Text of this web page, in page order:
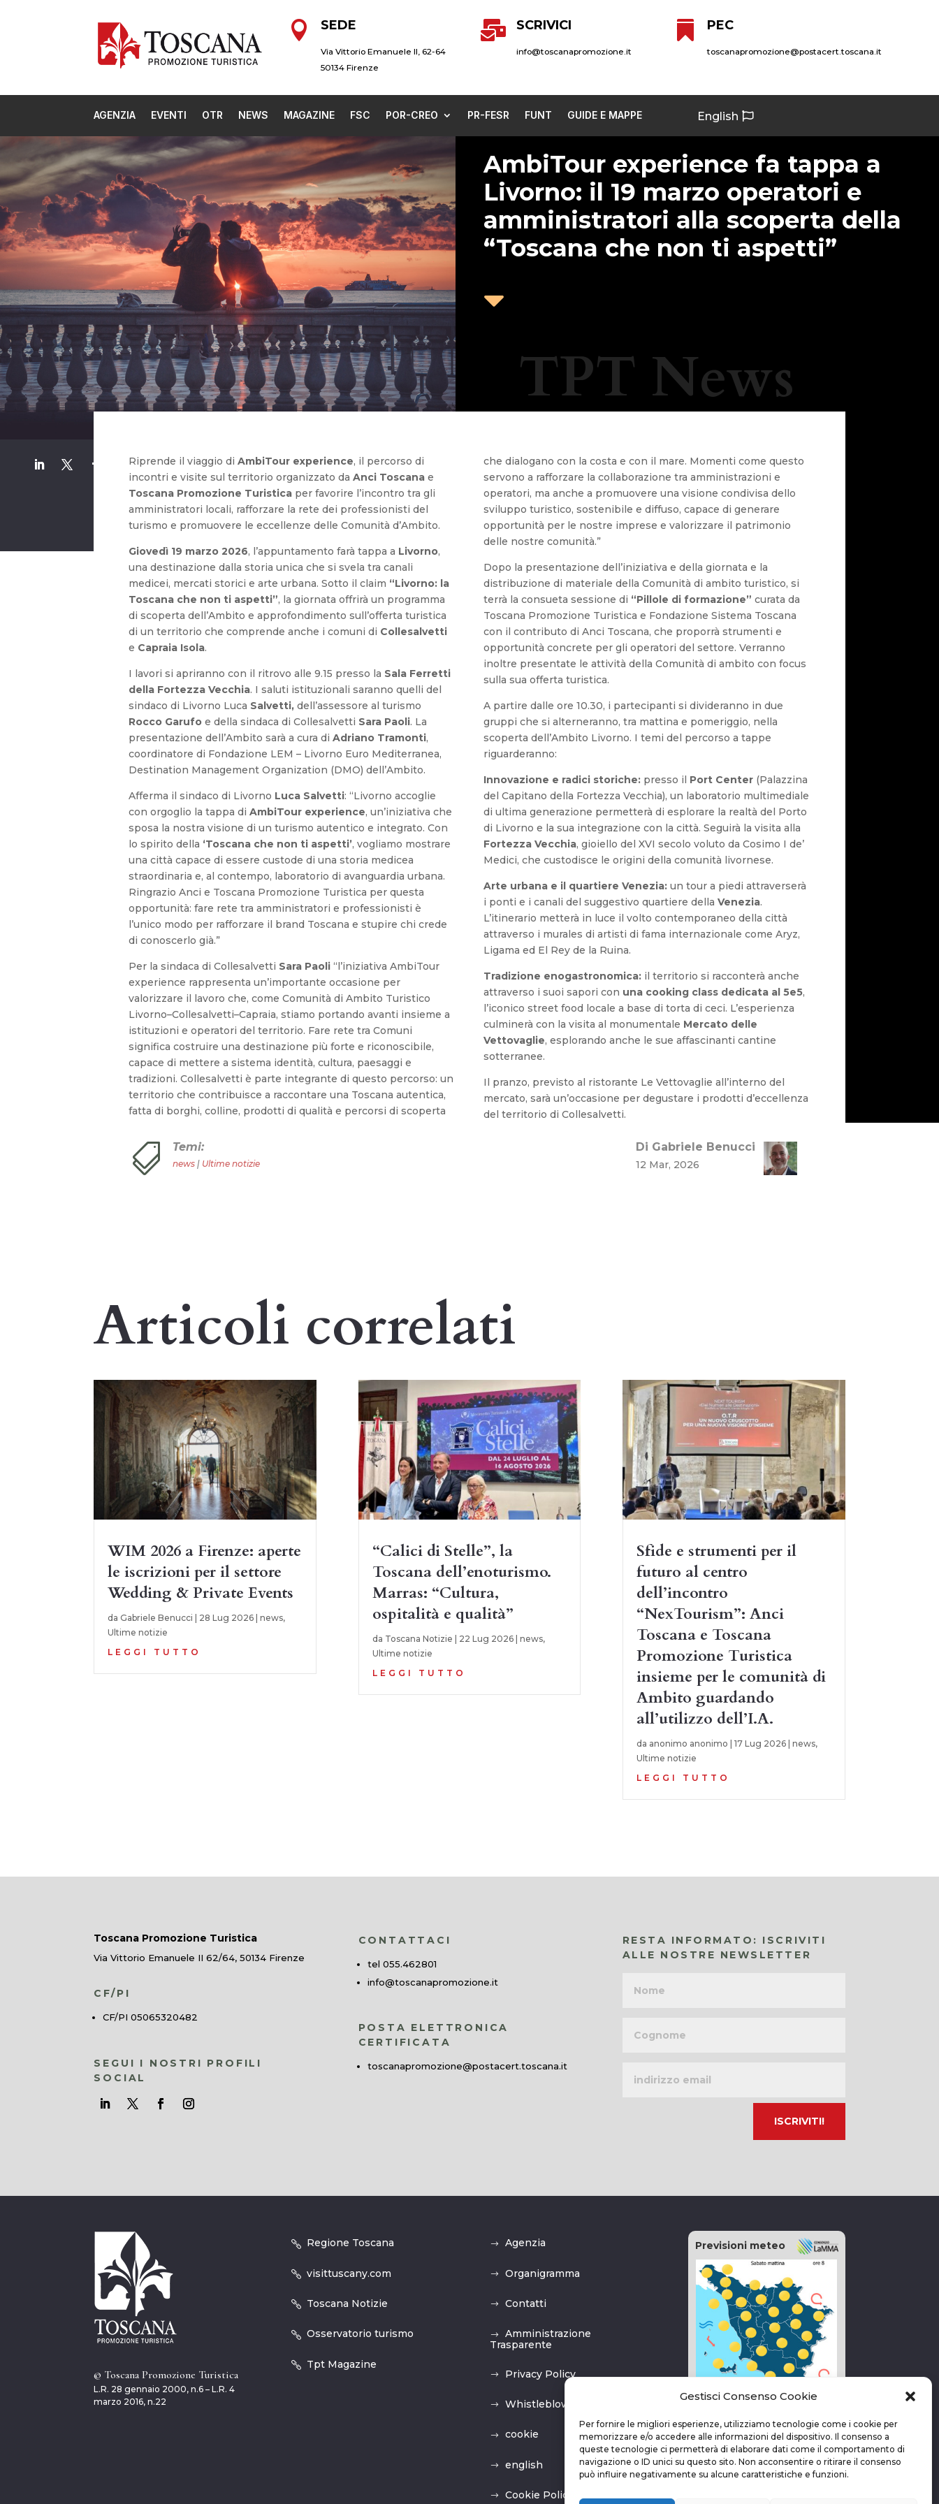
Gestisci Consenso Cookie
Per fornire le migliori esperienze, utilizziamo tecnologie come i cookie per
memorizzare e/o accedere alle informazioni del dispositivo. Il consenso a
queste tecnologie ci permetterà di elaborare dati come il comportamento di
navigazione o ID unici su questo sito. Non acconsentire o ritirare il consenso
può influire negativamente su alcune caratteristiche e funzioni.
 SEDE
Via Vittorio Emanuele II, 62-64
50134 Firenze
 SCRIVICI
info@toscanapromozione.it
 PEC
toscanapromozione@postacert.toscana.it
AGENZIA EVENTI OTR NEWS MAGAZINE FSC POR-CREO PR-FESR FUNT GUIDE E MAPPE English
TPT News
AmbiTour experience fa tappa a
Livorno: il 19 marzo operatori e
amministratori alla scoperta della
“Toscana che non ti aspetti”

Riprende il viaggio diAmbiTour experience, il percorso di
incontri e visite sul territorio organizzato daAnci Toscanae
Toscana Promozione Turistica per favorire l’incontro tra gli
amministratori locali, rafforzare la rete dei professionisti del
turismo e promuovere le eccellenze delle Comunità d’Ambito.
Giovedì 19 marzo 2026, l’appuntamento farà tappa a Livorno,
una destinazione dalla storia unica che si svela tra canali
medicei, mercati storici e arte urbana. Sotto il claim “Livorno: la
Toscana che non ti aspetti”, la giornata offrirà un programma
di scoperta dell’Ambito e approfondimento sull’offerta turistica
di un territorio che comprende anche i comuni di Collesalvetti
e Capraia Isola.
I lavori si apriranno con il ritrovo alle 9.15 presso la Sala Ferretti
della Fortezza Vecchia. I saluti istituzionali saranno quelli del
sindaco di Livorno Luca Salvetti,dell’assessore al turismo
Rocco Garufoe della sindaca di Collesalvetti Sara Paoli. La
presentazione dell’Ambito sarà a cura diAdriano Tramonti,
coordinatore di Fondazione LEM – Livorno Euro Mediterranea,
Destination Management Organization (DMO) dell’Ambito.
Afferma il sindaco di Livorno Luca Salvetti: “Livorno accoglie
con orgoglio la tappa diAmbiTour experience, un’iniziativa che
sposa la nostra visione di un turismo autentico e integrato. Con
lo spirito della ‘Toscana che non ti aspetti’, vogliamo mostrare
una città capace di essere custode di una storia medicea
straordinaria e, al contempo, laboratorio di avanguardia urbana.
Ringrazio Anci e Toscana Promozione Turistica per questa
opportunità: fare rete tra amministratori e professionisti è
l’unico modo per rafforzare il brand Toscana e stupire chi crede
di conoscerlo già.”
Per la sindaca di Collesalvetti Sara Paoli “l’iniziativa AmbiTour
experience rappresenta un’importante occasione per
valorizzare il lavoro che, come Comunità di Ambito Turistico
Livorno–Collesalvetti–Capraia, stiamo portando avanti insieme a
istituzioni e operatori del territorio. Fare rete tra Comuni
significa costruire una destinazione più forte e riconoscibile,
capace di mettere a sistema identità, cultura, paesaggi e
tradizioni. Collesalvetti è parte integrante di questo percorso: un
territorio che contribuisce a raccontare una Toscana autentica,
fatta di borghi, colline, prodotti di qualità e percorsi di scoperta
che dialogano con la costa e con il mare. Momenti come questo
servono a rafforzare la collaborazione tra amministrazioni e
operatori, ma anche a promuovere una visione condivisa dello
sviluppo turistico, sostenibile e diffuso, capace di generare
opportunità per le nostre imprese e valorizzare il patrimonio
delle nostre comunità.”
Dopo la presentazione dell’iniziativa e della giornata e la
distribuzione di materiale della Comunità di ambito turistico, si
terrà la consueta sessione di “Pillole di formazione” curata da
Toscana Promozione Turistica e Fondazione Sistema Toscana
con il contributo di Anci Toscana, che proporrà strumenti e
opportunità concrete per gli operatori del settore. Verranno
inoltre presentate le attività della Comunità di ambito con focus
sulla sua offerta turistica.
A partire dalle ore 10.30, i partecipanti si divideranno in due
gruppi che si alterneranno, tra mattina e pomeriggio, nella
scoperta dell’Ambito Livorno. I temi del percorso a tappe
riguarderanno:
Innovazione e radici storiche: presso il Port Center (Palazzina
del Capitano della Fortezza Vecchia), un laboratorio multimediale
di ultima generazione permetterà di esplorare la realtà del Porto
di Livorno e la sua integrazione con la città. Seguirà la visita alla
Fortezza Vecchia, gioiello del XVI secolo voluto da Cosimo I de’
Medici, che custodisce le origini della comunità livornese.
Arte urbana e il quartiere Venezia: un tour a piedi attraverserà
i ponti e i canali del suggestivo quartiere della Venezia.
L’itinerario metterà in luce il volto contemporaneo della città
attraverso i murales di artisti di fama internazionale come Aryz,
Ligama ed El Rey de la Ruina.
Tradizione enogastronomica: il territorio si racconterà anche
attraverso i suoi sapori con una cooking class dedicata al 5e5,
l’iconico street food locale a base di torta di ceci. L’esperienza
culminerà con la visita al monumentale Mercato delle
Vettovaglie, esplorando anche le sue affascinanti cantine
sotterranee.
Il pranzo, previsto al ristorante Le Vettovaglie all’interno del
mercato, sarà un’occasione per degustare i prodotti d’eccellenza
del territorio di Collesalvetti.
 Temi:
news | Ultime notizie
Di Gabriele Benucci
12 Mar, 2026
Articoli correlati
WIM 2026 a Firenze: aperte
le iscrizioni per il settore
Wedding & Private Events
da Gabriele Benucci | 28 Lug 2026 |news,
Ultime notizie
LEGGI TUTTO
“Calici di Stelle”, la
Toscana dell’enoturismo.
Marras: “Cultura,
ospitalità e qualità”
da Toscana Notizie | 22 Lug 2026| news,
Ultime notizie
LEGGI TUTTO
Sfide e strumenti per il
futuro al centro
dell’incontro
“NexTourism”: Anci
Toscana e Toscana
Promozione Turistica
insieme per le comunità di
Ambito guardando
all’utilizzo dell’I.A.
da anonimo anonimo | 17 Lug 2026| news,
Ultime notizie
LEGGI TUTTO
Toscana Promozione Turistica
Via Vittorio Emanuele II 62/64, 50134 Firenze
CF/PI
CF/PI 05065320482
SEGUI I NOSTRI PROFILI
SOCIAL
CONTATTACI
tel 055.462801
info@toscanapromozione.it
POSTA ELETTRONICA
CERTIFICATA
toscanapromozione@postacert.toscana.it
RESTA INFORMATO: ISCRIVITI
ALLE NOSTRE NEWSLETTER
email
© Toscana Promozione Turistica
L.R. 28 gennaio 2000, n.6 – L.R. 4
marzo 2016, n.22
Regione Toscana
visittuscany.com
Toscana Notizie
Osservatorio turismo
Tpt Magazine
Agenzia
Organigramma
Contatti
Amministrazione
Trasparente
Privacy Policy
Whistleblowing
cookie
english
Cookie Policy (UE)
Previsioni meteo
vai alla pagina delle previsioni